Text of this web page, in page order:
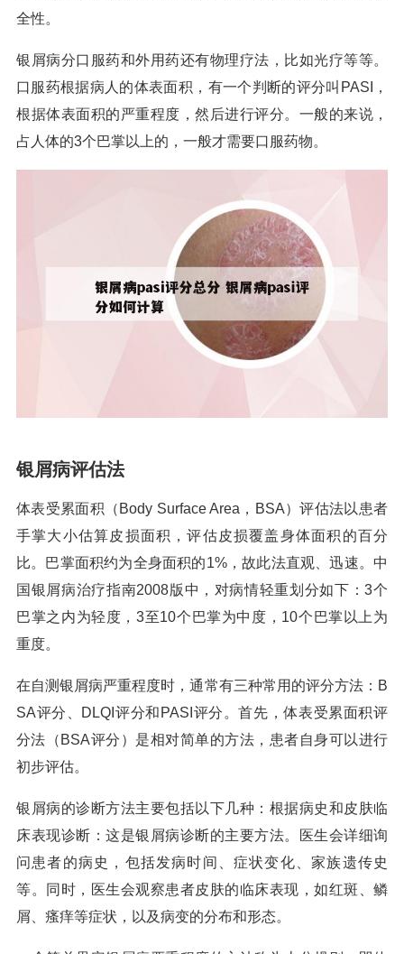
全性。
银屑病分口服药和外用药还有物理疗法，比如光疗等等。
口服药根据病人的体表面积，有一个判断的评分叫PASI，
根据体表面积的严重程度，然后进行评分。一般的来说，
占人体的3个巴掌以上的，一般才需要口服药物。
银屑病评估法
体表受累面积（Body Surface Area，BSA）评估法以患者
手掌大小估算皮损面积，评估皮损覆盖身体面积的百分
比。巴掌面积约为全身面积的1%，故此法直观、迅速。中
国银屑病治疗指南2008版中，对病情轻重划分如下：3个
巴掌之内为轻度，3至10个巴掌为中度，10个巴掌以上为
重度。
在自测银屑病严重程度时，通常有三种常用的评分方法：B
SA评分、DLQI评分和PASI评分。首先，体表受累面积评
分法（BSA评分）是相对简单的方法，患者自身可以进行
初步评估。
银屑病的诊断方法主要包括以下几种：根据病史和皮肤临
床表现诊断：这是银屑病诊断的主要方法。医生会详细询
问患者的病史，包括发病时间、症状变化、家族遗传史
等。同时，医生会观察患者皮肤的临床表现，如红斑、鳞
屑、瘙痒等症状，以及病变的分布和形态。